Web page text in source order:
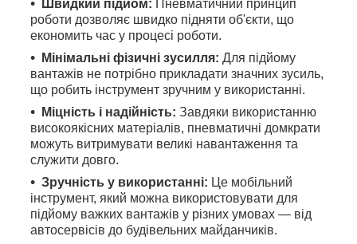
Швидкий підйом: Пневматичний принцип
роботи дозволяє швидко підняти об'єкти, що
економить час у процесі роботи.
Мінімальні фізичні зусилля: Для підйому
вантажів не потрібно прикладати значних зусиль,
що робить інструмент зручним у використанні.
Міцність і надійність: Завдяки використанню
високоякісних матеріалів, пневматичні домкрати
можуть витримувати великі навантаження та
служити довго.
Зручність у використанні: Це мобільний
інструмент, який можна використовувати для
підйому важких вантажів у різних умовах — від
автосервісів до будівельних майданчиків.